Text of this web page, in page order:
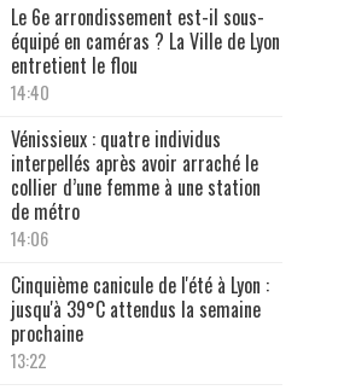
Le 6e arrondissement est-il sous-
équipé en caméras ? La Ville de Lyon
entretient le flou
14:40
Vénissieux : quatre individus
interpellés après avoir arraché le
collier d’une femme à une station
de métro
14:06
Cinquième canicule de l'été à Lyon :
jusqu'à 39°C attendus la semaine
prochaine
13:22